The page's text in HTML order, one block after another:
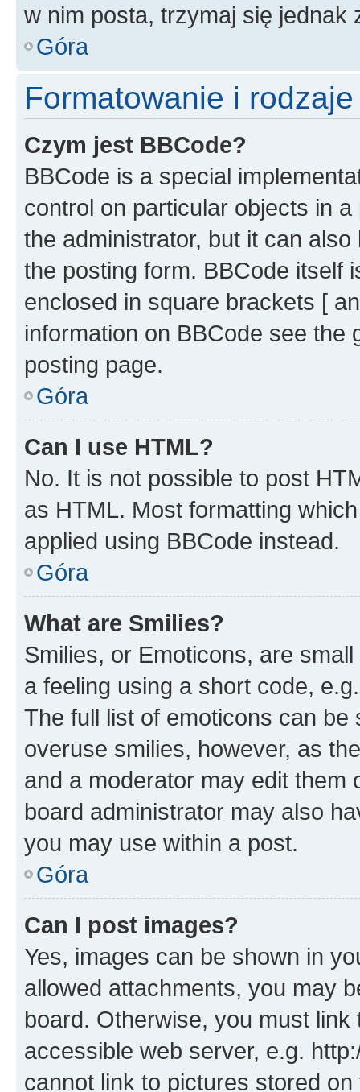
w nim posta, trzymaj się jednak
Góra
Formatowanie i
Czym jest BBCode?
BBCode is a special
control on particular objects in
the administrator, but it can
the posting form. BBCode itself
enclosed in square brackets [
information on BBCode see
posting page.
Góra
Can I use HTML?
No. It is not possible to post
as HTML. Most formatting
applied using BBCode instead.
Góra
What are Smilies?
Smilies, or Emoticons, are
a feeling using a short code,
The full list of emoticons can
overuse smilies, however, as
and a moderator may edit them
board administrator may also
you may use within a post.
Góra
Can I post images?
Yes, images can be shown in
allowed attachments, you may
board. Otherwise, you must
accessible web server, e.g.
cannot link to pictures stored